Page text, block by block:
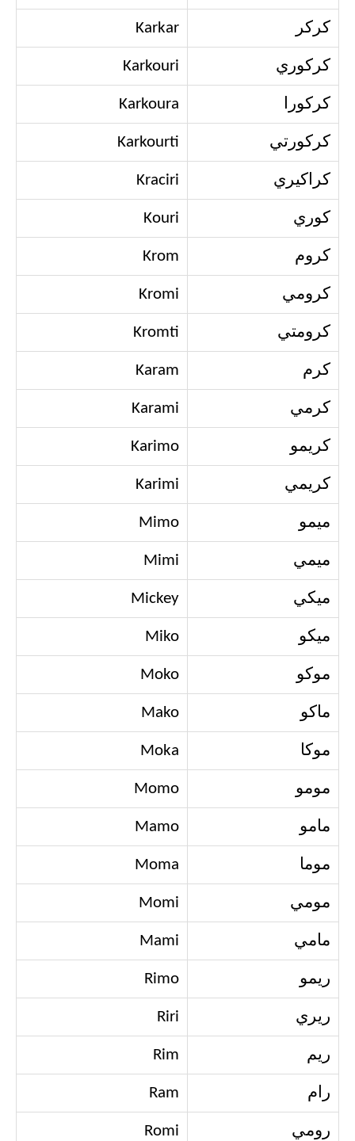
كركر Karkar
كركوري Karkouri
كركورا Karkoura
كركورتي Karkourti
كراكيري Kraciri
كوري Kouri
كروم Krom
كرومي Kromi
كرومتي Kromti
كرم Karam
كرمي Karami
كريمو Karimo
كريمي Karimi
ميمو Mimo
ميمي Mimi
ميكي Mickey
ميكو Miko
موكو Moko
ماكو Mako
موكا Moka
مومو Momo
مامو Mamo
موما Moma
مومي Momi
مامي Mami
ريمو Rimo
ريري Riri
ريم Rim
رام Ram
رومي Romi